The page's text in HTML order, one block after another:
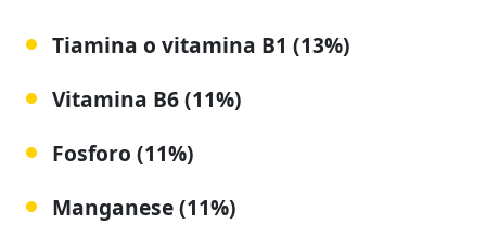
Tiamina o vitamina B1 (13%)
Vitamina B6 (11%)
Fosforo (11%)
Manganese (11%)